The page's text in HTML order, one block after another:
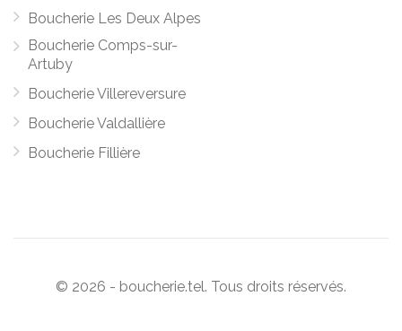
Boucherie Les Deux Alpes
Boucherie Comps-sur-
Artuby
Boucherie Villereversure
Boucherie Valdallière
Boucherie Fillière
© 2026 - boucherie.tel. Tous droits réservés.